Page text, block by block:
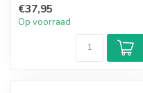
te ...
€37,95
Op voorraad